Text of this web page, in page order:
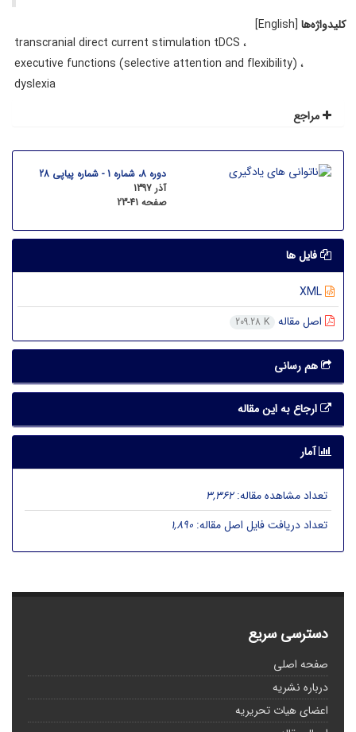
کلیدواژه‌ها [English]
transcranial direct current stimulation tDCS
executive functions (selective attention and flexibility)
dyslexia
مراجع
دوره 8، شماره 1 - شماره پیاپی 28
آذر 1397
صفحه 23-41
فایل ها
اصل مقاله 209.28 K
هم رسانی
ارجاع به این مقاله
آمار
تعداد مشاهده مقاله:3,362
تعداد دریافت فایل اصل مقاله: 1,890
دسترسی سریع
صفحه اصلی
درباره نشریه
اعضای هیات تحریریه